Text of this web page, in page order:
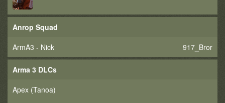
Anrop Squad
ArmA3 - Nick
917_Bror
Arma 3 DLCs
Apex (Tanoa)